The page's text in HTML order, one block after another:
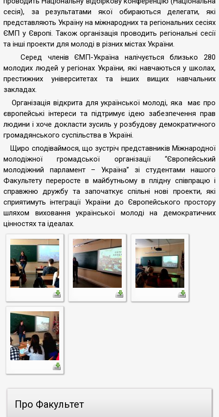
Про Факультет
сесія), за результатами якої обираються делегати, які
представляють Україну на міжнародних та регіональних сесіях
ЄМП у Європі. Також організація проводить регіональні сесії
та інші проекти для молоді в різних містах України.
Серед членів ЄМП-Україна налічується близько 280
молодих людей у регіонах України, які навчаються у школах,
престижних університетах та інших вищих навчальних
закладах.
Організація відкрита для української молоді, яка має про
європейські інтереси та підтримує ідею забезпечення прав
людини і хоче докласти зусиль у розбудову демократичного
громадянського суспільства в Україні.
Щиро сподіваймося, що зустріч представників Міжнародної
молодіжної громадської організації “Європейський
молодіжний парламент – Україна” зі студентами нашого
Факультету переросте в майбутньому в плідну співпрацю і
справжню дружбу та започаткує спільні нові проекти, які
сприятимуть інтеграції України до Європейського простору
шляхом виховання української молоді на демократичних
цінностях та ідеалах.